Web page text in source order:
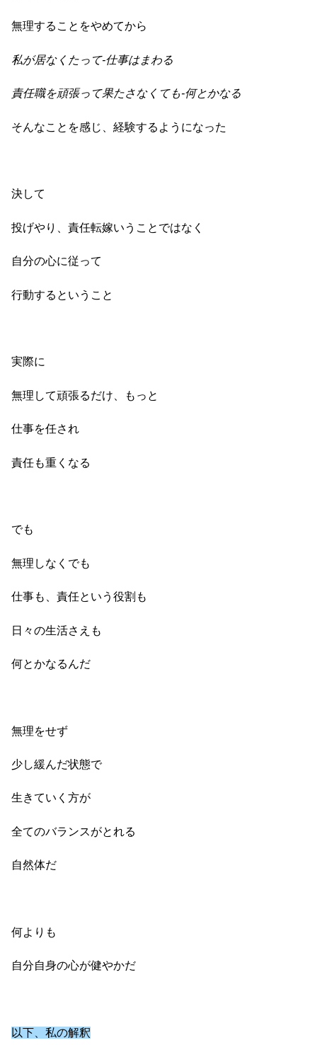
無理することをやめてから
私が居なくたって‐仕事はまわる
責任職を頑張って果たさなくても‐何とかなる
そんなことを感じ、経験するようになった
決して
投げやり、責任転嫁いうことではなく
自分の心に従って
行動するということ
実際に
無理して頑張るだけ、もっと
仕事を任され
責任も重くなる
でも
無理しなくでも
仕事も、責任という役割も
日々の生活さえも
何とかなるんだ
無理をせず
少し緩んだ状態で
生きていく方が
全てのバランスがとれる
自然体だ
何よりも
自分自身の心が健やかだ
以下、私の解釈